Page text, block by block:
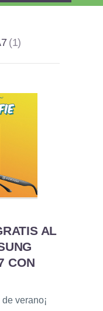
1
AL
CON
verano¡